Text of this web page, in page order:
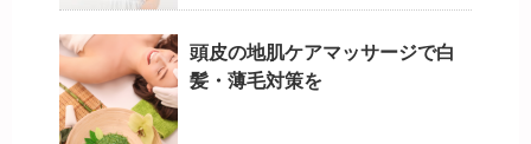
頭皮の地肌ケアマッサージで白
髪・薄毛対策を